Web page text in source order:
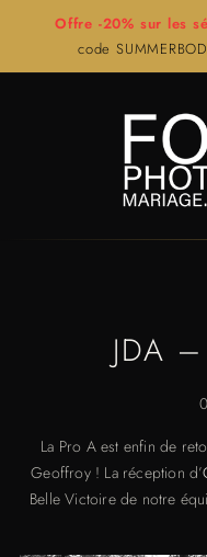
Offre -20% sur les
code
JDA
La Pro A est enfin de
Geoffroy ! La réception d’
Belle Victoire de notre